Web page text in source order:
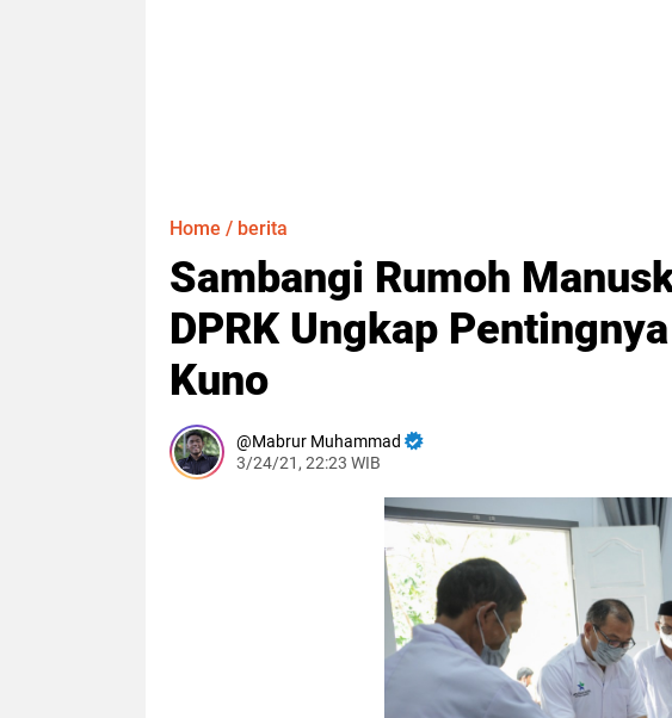
Home / berita
Sambangi Rumoh
DPRK Ungkap
Kuno
Mabrur Muhammad
3/24/21, 22:23 WIB